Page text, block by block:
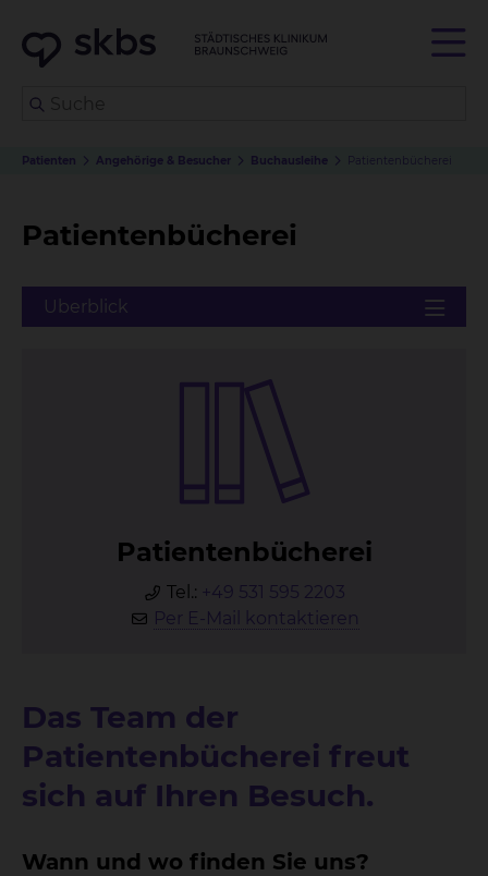
Patienten Angehörige & Besucher Buchausleihe Patientenbücherei
Patientenbücherei
Pa­ti­en­ten­bü­che­rei
Tel.: +49 531 595 2203
Per E-Mail kontaktieren
Das Team der
Patientenbücherei freut
sich auf Ihren Besuch.
Wann und wo finden Sie uns?